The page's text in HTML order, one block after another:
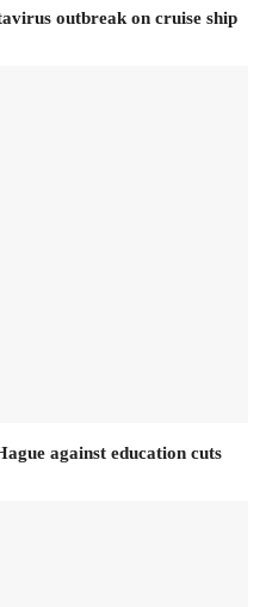
outbreak on cruise ship
against education cuts